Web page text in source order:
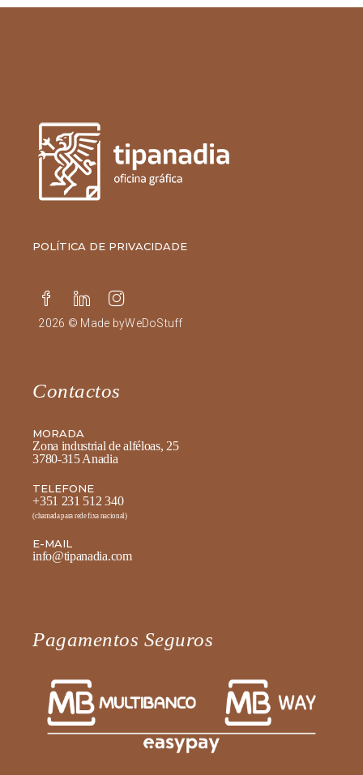
POLÍTICA DE PRIVACIDADE
2026 © Made byWeDoStuff
Contactos
MORADA
Zona industrial de alféloas, 25
3780-315 Anadia
TELEFONE
+351 231 512 340
(chamada para rede fixa nacional)
E-MAIL
info@tipanadia.com
Pagamentos Seguros